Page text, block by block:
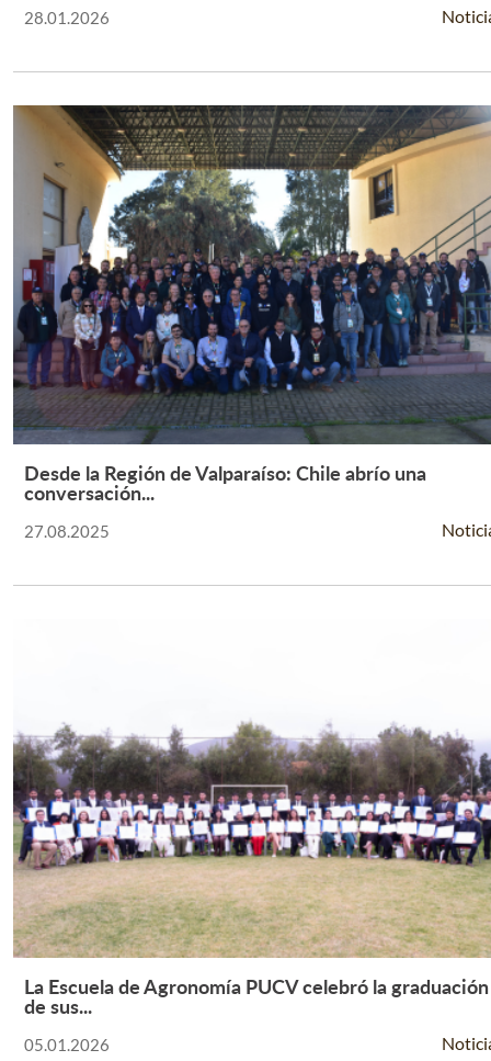
28.01.2026
Leer Más +
Desde la Región de Valparaíso: Chile abrío una
conversación...
27.08.2025
Leer Más +
La Escuela de Agronomía PUCV celebró la graduación
de sus...
05.01.2026